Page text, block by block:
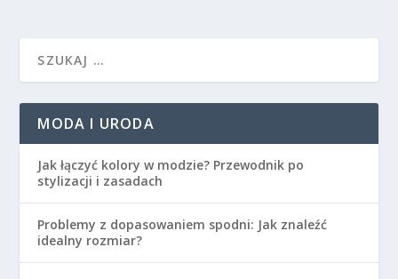
MODA I URODA
Jak łączyć kolory w modzie? Przewodnik po
stylizacji i zasadach
Problemy z dopasowaniem spodni: Jak znaleźć
idealny rozmiar?